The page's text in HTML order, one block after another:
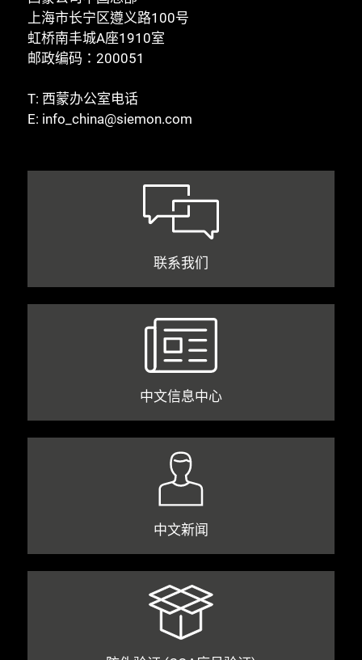
上海市长宁区遵义路100号
虹桥南丰城A座1910室
邮政编码：200051
T: 西蒙办公室电话
E: info_china@siemon.com
联系我们
中文信息中心
中文新闻